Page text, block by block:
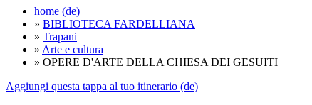
home (de)
» BIBLIOTECA FARDELLIANA
» Trapani
» Arte e cultura
» OPERE D'ARTE DELLA CHIESA DEI GESUITI
Aggiungi questa tappa al tuo itinerario (de)